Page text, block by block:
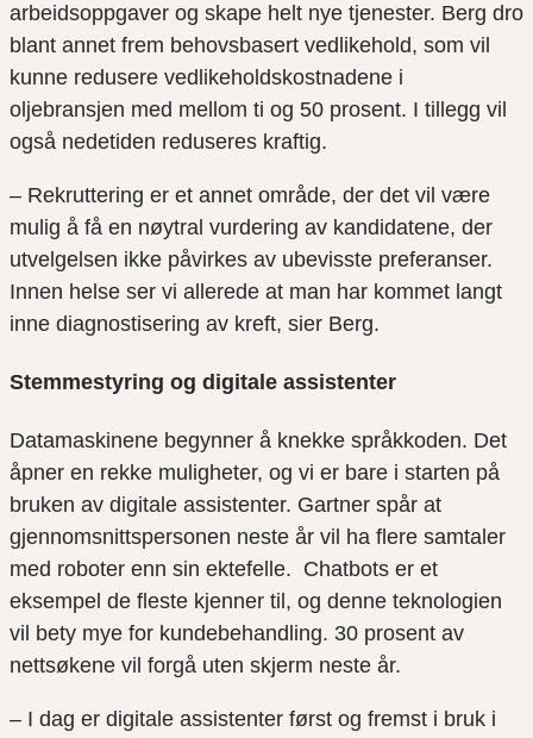
arbeidsoppgaver og skape helt nye tjenester. Berg dro
blant annet frem behovsbasert vedlikehold, som vil
kunne redusere vedlikeholdskostnadene i
oljebransjen med mellom ti og 50 prosent. I tillegg vil
også nedetiden reduseres kraftig.
– Rekruttering er et annet område, der det vil være
mulig å få en nøytral vurdering av kandidatene, der
utvelgelsen ikke påvirkes av ubevisste preferanser.
Innen helse ser vi allerede at man har kommet langt
inne diagnostisering av kreft, sier Berg.
Stemmestyring og digitale assistenter
Datamaskinene begynner å knekke språkkoden. Det
åpner en rekke muligheter, og vi er bare i starten på
bruken av digitale assistenter. Gartner spår at
gjennomsnittspersonen neste år vil ha flere samtaler
med roboter enn sin ektefelle. Chatbots er et
eksempel de fleste kjenner til, og denne teknologien
vil bety mye for kundebehandling. 30 prosent av
nettsøkene vil forgå uten skjerm neste år.
– I dag er digitale assistenter først og fremst i bruk i